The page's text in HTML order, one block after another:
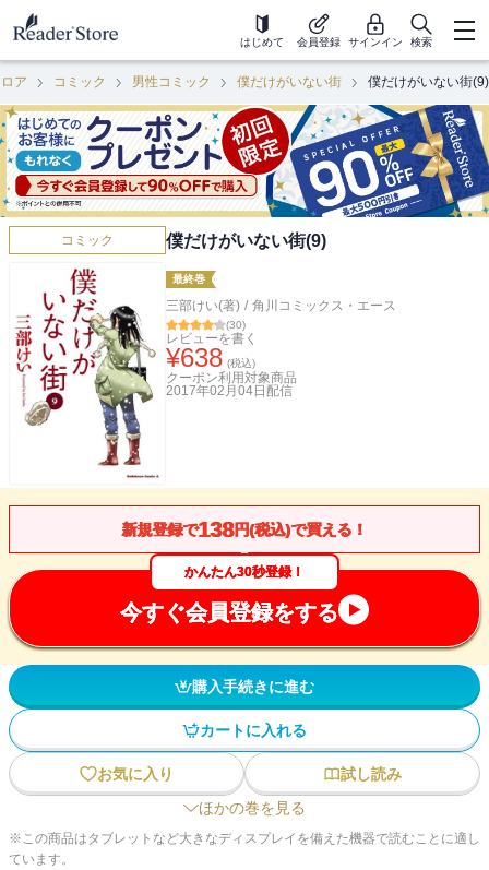
はじめて 会員登録 サインイン 検索
ア コミック 男性コミック 僕だけがいない街 僕だけがいない街(9)
コミック 僕だけがいない街(9)
最終巻
三部けい(著) / 角川コミックス・エース
(30)
レビューを書く
¥638 (税込)
クーポン利用対象商品
2017年02月04日 配信
新規登録で138円(税込)で買える！
かんたん30秒登録！
今すぐ会員登録をする
購入手続きに進む
カートに入れる
お気に入り
試し読み
ほかの巻を見る
※この商品はタブレットなど大きなディスプレイを備えた機器で読むことに適し
ています。